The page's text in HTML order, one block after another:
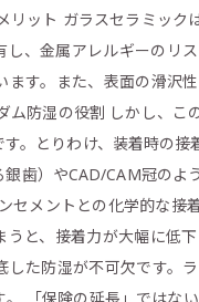
リット ガラスセラミッ
し、金属アレルギーのリ
す。また、表面の滑沢
ム防湿の役割 しかし、
。とりわけ、装着時の
歯）やCAD/CAM冠の
セメントとの化学的な
うと、接着力が大幅に低
した防湿が不可欠です。